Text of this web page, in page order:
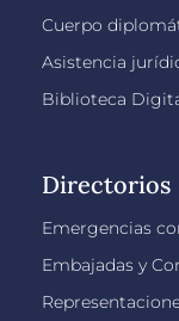
Cuerpo
Asistencia
Biblioteca
Directorios
Emergencias
Embajadas y